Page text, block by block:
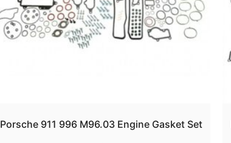
Porsche 911 996 M96.03 Engine Gasket Set